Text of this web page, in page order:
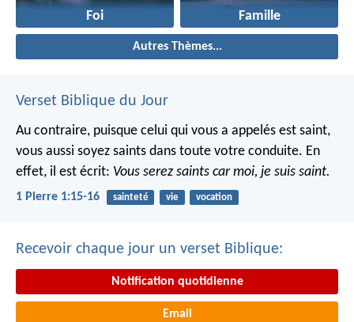
Foi Famille
Autres Thèmes...
Verset Biblique du Jour
Au contraire, puisque celui qui vous a appelés est saint,
vous aussi soyez saints dans toute votre conduite. En
effet, il est écrit: Vous serez saints car moi, je suis saint.
1 Pierre 1:15-16 sainteté vie vocation
Recevoir chaque jour un verset Biblique:
Notification quotidienne
Email